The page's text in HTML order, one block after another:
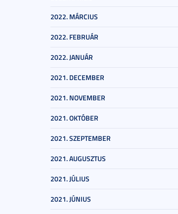
2022. MÁRCIUS
2022. FEBRUÁR
2022. JANUÁR
2021. DECEMBER
2021. NOVEMBER
2021. OKTÓBER
2021. SZEPTEMBER
2021. AUGUSZTUS
2021. JÚLIUS
2021. JÚNIUS